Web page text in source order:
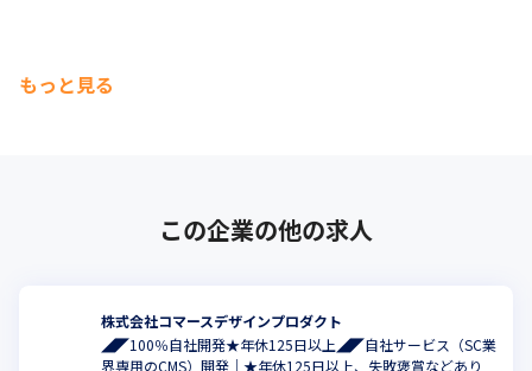
もっと見る
この企業の他の求人
株式会社コマースデザインプロダクト
◢◤100％自社開発★年休125日以上◢◤自社サービス（SC業
界専用のCMS）開発｜★年休125日以上、失敗褒賞などあり